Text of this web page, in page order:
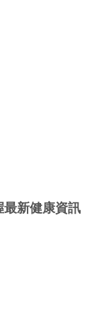
最新健康資訊